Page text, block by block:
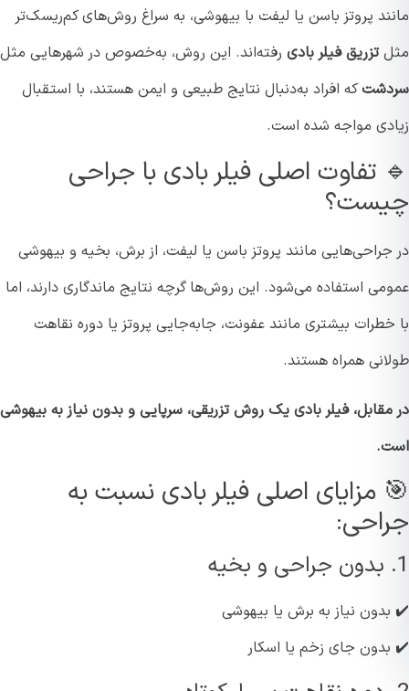
پروتز باسن یا لیفت با بیهوشی، به سراغ روش‌های کم‌ریسک‌تر
تزریق فیلر بادیرفته‌اند. این روش، به‌خصوص در شهرهایی مثل
که افراد به‌دنبال نتایج طبیعی و ایمن هستند، با استقبال
مواجه شده است.
تفاوت اصلی فیلر بادی با جراحی
مانند پروتز باسن یا لیفت، از برش، بخیه و بیهوشی
استفاده می‌شود. این روش‌ها گرچه نتایج ماندگاری دارند، اما
بیشتری مانند عفونت، جا‌به‌جایی پروتز یا دوره نقاهت
همراه هستند.
فیلر بادی یک روش تزریقی، سرپایی و بدون نیاز به بیهوشی
مزایای اصلی فیلر بادی نسبت به
نیاز به برش یا بیهوشی
جای زخم یا اسکار